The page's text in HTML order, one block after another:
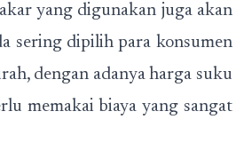
yang digunakan juga akan
sering dipilih para konsumen
dengan adanya harga suku
memakai biaya yang sangat